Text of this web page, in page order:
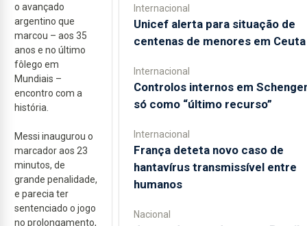
o avançado
argentino que
marcou – aos 35
anos e no último
fôlego em
Mundiais –
encontro com a
história.
Messi inaugurou o
marcador aos 23
minutos, de
grande penalidade,
e parecia ter
sentenciado o jogo
no prolongamento,
Internacional
Unicef alerta para situação de
centenas de menores em Ceuta
Internacional
Controlos internos em
só como “último recurso”
Internacional
França deteta novo caso de
hantavírus transmissível entre
humanos
Nacional